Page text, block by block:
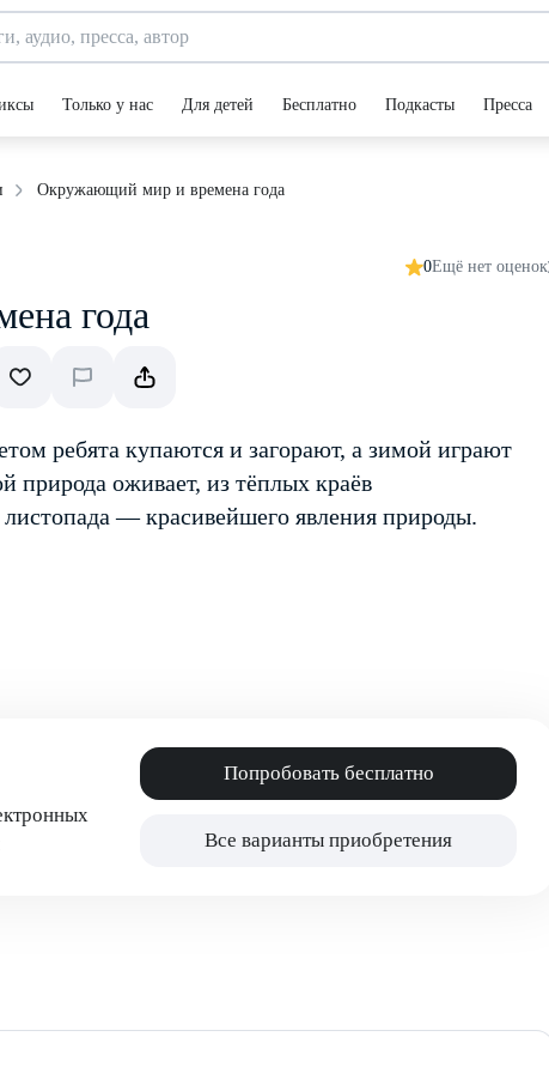
Только у нас Для детей Бесплатно Подкасты Пресса
Окружающий мир и времена года
0Ещё нет оценок
года
ребята купаются и загорают, а зимой играют
природа оживает, из тёплых краёв
— красивейшего явления природы.
Попробовать бесплатно
Все варианты приобретения